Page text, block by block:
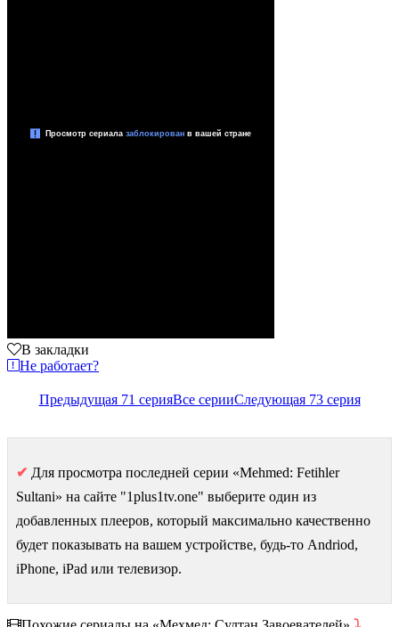
В закладки
Не работает?
Предыдущая 71 серияВсе серииСледующая 73 серия
✔ Для просмотра последней серии «Mehmed: Fetihler
Sultani» на сайте "1plus1tv.one" выберите один из
добавленных плееров, который максимально качественно
будет показывать на вашем устройстве, будь-то Andriod,
iPhone, iPad или телевизор.